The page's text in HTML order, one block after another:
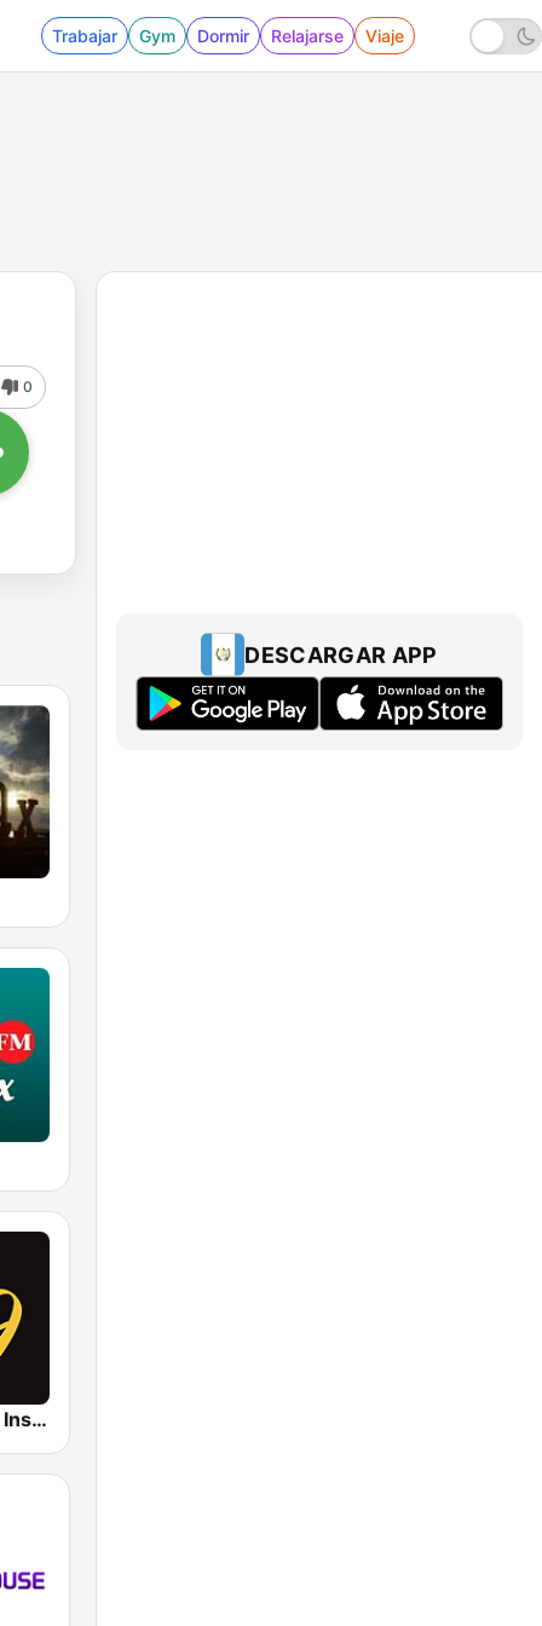
Trabajar Gym Dormir Relajarse Viaje
0
Smooth Jazz Instrumental
DESCARGAR APP